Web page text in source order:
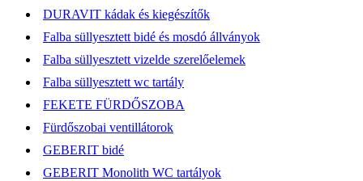
DURAVIT kádak és kiegészítők
Falba süllyesztett bidé és mosdó állványok
Falba süllyesztett vizelde szerelőelemek
Falba süllyesztett wc tartály
FEKETE FÜRDŐSZOBA
Fürdőszobai ventillátorok
GEBERIT bidé
GEBERIT Monolith WC tartályok